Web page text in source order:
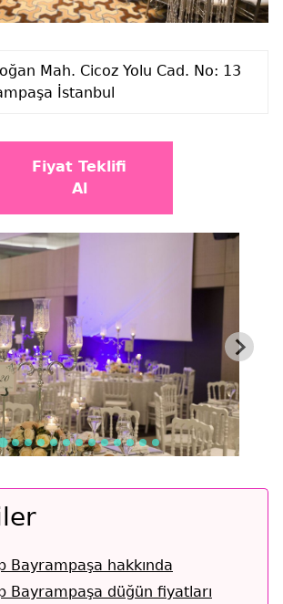
Mah. Cicoz Yolu Cad. No: 13
İstanbul
Fiyat Teklifi
Al
Bayrampaşa hakkında
Bayrampaşa düğün fiyatları